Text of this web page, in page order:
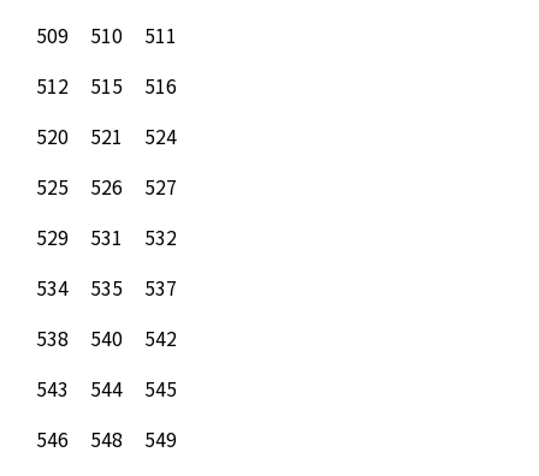
509
510
511
512
515
516
520
521
524
525
526
527
529
531
532
534
535
537
538
540
542
543
544
545
546
548 549